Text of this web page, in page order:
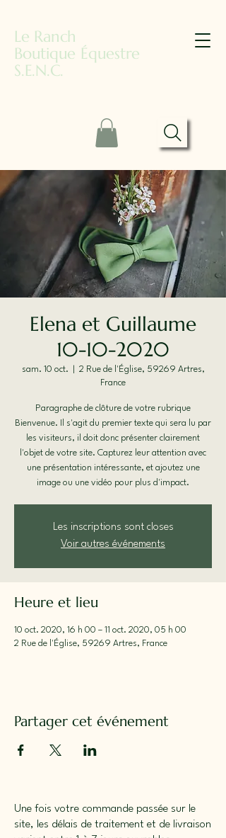
Le Ranch
Boutique Équestre
S.E.N.C.
Elena et Guillaume
10-10-2020
sam. 10 oct.
2 Rue de l'Église, 59269 Artres,
France
Paragraphe de clôture de votre rubrique
Bienvenue. Il s'agit du premier texte qui sera lu par
les visiteurs, il doit donc présenter clairement
l'objet de votre site. Capturez leur attention avec
une présentation intéressante, et ajoutez une
image ou une vidéo pour plus d'impact.
Les inscriptions sont closes
Voir autres événements
Heure et lieu
10 oct. 2020, 16 h 00 – 11 oct. 2020, 05 h 00
2 Rue de l'Église, 59269 Artres, France
Partager cet événement
Une fois votre commande passée sur le
site, les délais de traitement et de livraison